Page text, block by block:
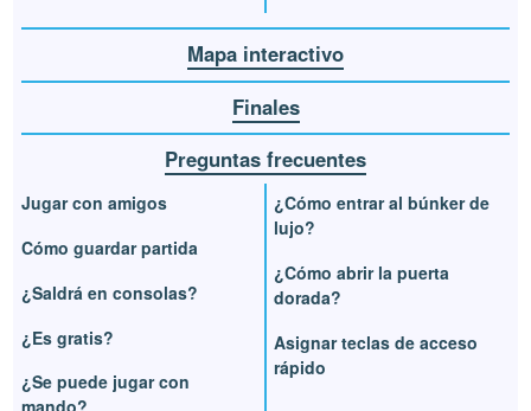
Mapa interactivo
Finales
Preguntas frecuentes
Jugar con amigos
Cómo guardar partida
¿Saldrá en consolas?
¿Es gratis?
¿Se puede jugar con
¿Cómo entrar al búnker de
lujo?
¿Cómo abrir la puerta
dorada?
Asignar teclas de acceso
rápido